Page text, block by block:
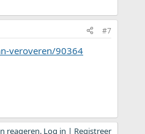
#7
veroveren/90364
reageren. Log in | Registreer